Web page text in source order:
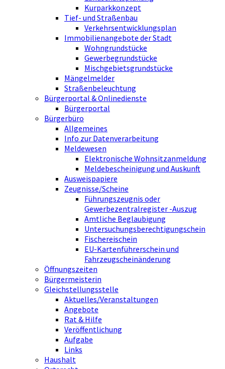
Kurparkkonzept
Tief- und Straßenbau
Verkehrsentwicklungsplan
Immobilienangebote der Stadt
Wohngrundstücke
Gewerbegrundstücke
Mischgebietsgrundstücke
Mängelmelder
Straßenbeleuchtung
Bürgerportal & Onlinedienste
Bürgerportal
Bürgerbüro
Allgemeines
Info zur Datenverarbeitung
Meldewesen
Elektronische Wohnsitzanmeldung
Meldebescheinigung und Auskunft
Ausweispapiere
Zeugnisse/Scheine
Führungszeugnis oder
Gewerbezentralregister -Auszug
Amtliche Beglaubigung
Untersuchungsberechtigungschein
Fischereischein
EU-Kartenführerschein und
Fahrzeugscheinänderung
Öffnungszeiten
Bürgermeisterin
Gleichstellungsstelle
Aktuelles/Veranstaltungen
Angebote
Rat & Hilfe
Veröffentlichung
Aufgabe
Links
Haushalt